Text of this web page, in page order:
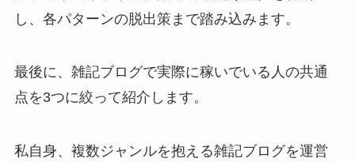
し、各パターンの脱出策まで踏み込みます。
最後に、雑記ブログで実際に稼いでいる人の共通
点を3つに絞って紹介します。
私自身、複数ジャンルを抱える雑記ブログを運営